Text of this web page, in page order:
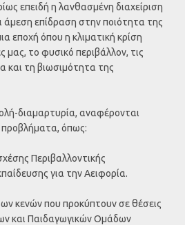
επειδή η λανθασμένη διαχείριση
άμεση επίδραση στην ποιότητα της
εποχή όπου η κλιματική κρίση
μας, το φυσικό περιβάλλον, τις
και τη βιωσιμότητα της
διαμαρτυρία, αναφέρονται
όπως:
Περιβαλλοντικής
για την Αειφορία.
κενών που προκύπτουν σε θέσεις
και Παιδαγωγικών Ομάδων